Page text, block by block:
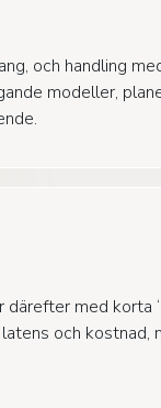
och handling
modeller,
med korta
och kostnad,